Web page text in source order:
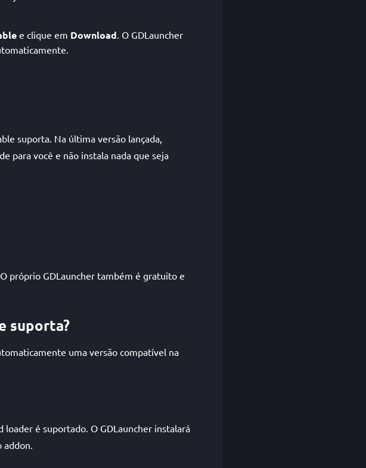
e clique em Download. O GDLauncher
suporta. Na última versão lançada,
para você e não instala nada que seja
próprio GDLauncher também é gratuito e
suporta?
uma versão compatível na
é suportado. O GDLauncher instalará
addon.